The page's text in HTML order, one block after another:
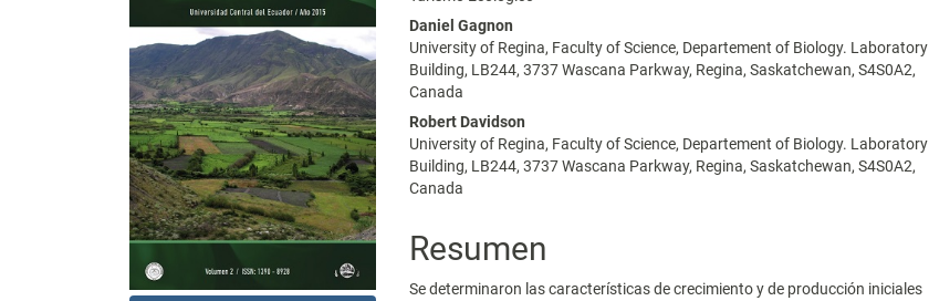
del
artículo
del
artículo
Daniel Gagnon
University of Regina, Faculty of Science, Departement of Biology. Laboratory
Building, LB244, 3737 Wascana Parkway, Regina, Saskatchewan, S4S0A2,
Canada
Robert Davidson
University of Regina, Faculty of Science, Departement of Biology. Laboratory
Building, LB244, 3737 Wascana Parkway, Regina, Saskatchewan, S4S0A2,
Canada
Resumen
Se determinaron las características de crecimiento y de producción iniciales